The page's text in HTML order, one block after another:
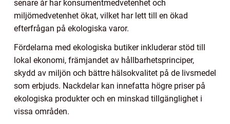
senare år har konsumentmedvetenhet och
miljömedvetenhet ökat, vilket har lett till en ökad
efterfrågan på ekologiska varor.
Fördelarna med ekologiska butiker inkluderar stöd till
lokal ekonomi, främjandet av hållbarhetsprinciper,
skydd av miljön och bättre hälsokvalitet på de livsmedel
som erbjuds. Nackdelar kan innefatta högre priser på
ekologiska produkter och en minskad tillgänglighet i
vissa områden.